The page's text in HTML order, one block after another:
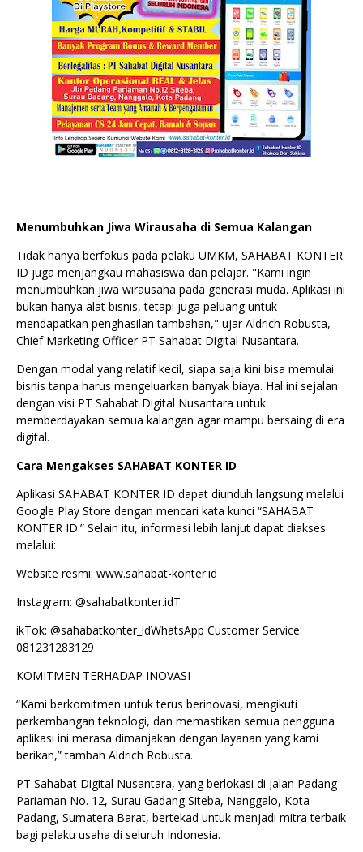
Menumbuhkan Jiwa Wirausaha di Semua Kalangan
Tidak hanya berfokus pada pelaku UMKM, SAHABAT KONTER
ID juga menjangkau mahasiswa dan pelajar. "Kami ingin
menumbuhkan jiwa wirausaha pada generasi muda. Aplikasi ini
bukan hanya alat bisnis, tetapi juga peluang untuk
mendapatkan penghasilan tambahan," ujar Aldrich Robusta,
Chief Marketing Officer PT Sahabat Digital Nusantara.
Dengan modal yang relatif kecil, siapa saja kini bisa memulai
bisnis tanpa harus mengeluarkan banyak biaya. Hal ini sejalan
dengan visi PT Sahabat Digital Nusantara untuk
memberdayakan semua kalangan agar mampu bersaing di era
digital.
Cara Mengakses SAHABAT KONTER ID
Aplikasi SAHABAT KONTER ID dapat diunduh langsung melalui
Google Play Store dengan mencari kata kunci “SAHABAT
KONTER ID.” Selain itu, informasi lebih lanjut dapat diakses
melalui:
Website resmi: www.sahabat-konter.id
Instagram: @sahabatkonter.idT
ikTok: @sahabatkonter_idWhatsApp Customer Service:
081231283129
KOMITMEN TERHADAP INOVASI
“Kami berkomitmen untuk terus berinovasi, mengikuti
perkembangan teknologi, dan memastikan semua pengguna
aplikasi ini merasa dimanjakan dengan layanan yang kami
berikan,” tambah Aldrich Robusta.
PT Sahabat Digital Nusantara, yang berlokasi di Jalan Padang
Pariaman No. 12, Surau Gadang Siteba, Nanggalo, Kota
Padang, Sumatera Barat, bertekad untuk menjadi mitra terbaik
bagi pelaku usaha di seluruh Indonesia.